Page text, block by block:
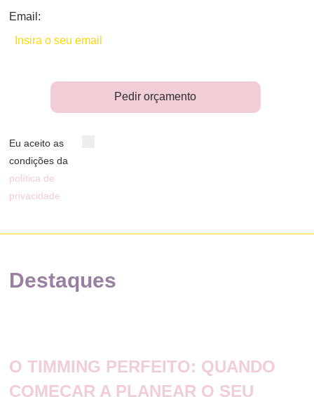
Email:
Pedir orçamento
Eu aceito as
condições da
política de
privacidade
Destaques
O TIMMING PERFEITO: QUANDO
COMEÇAR A PLANEAR O SEU